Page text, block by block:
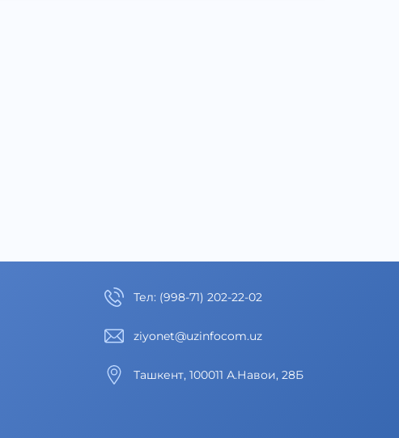
Тел: (998-71) 202-22-02
ziyonet@uzinfocom.uz
Ташкент, 100011 А.Навои, 28Б